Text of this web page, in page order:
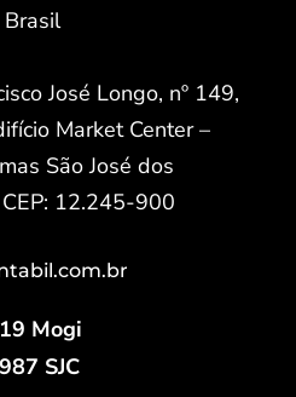
José Longo, nº 149,
Market Center –
São José dos
12.245-900
Mogi
SJC